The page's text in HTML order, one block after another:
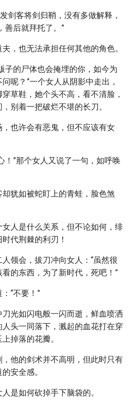
剑客将剑归鞘，没有多做解释，
善后就拜托了。”
，也无法承担任何其他的角色。
子的尸体也会掩埋的你，如今为
呢？”一个女人从阴影中走出，
草鞋，她个头不高，看不清脸，
别着一把破烂不堪的长刀。
也许会有恶鬼，但不应该有女
！”那个女人又说了一句，如呼唤
犹如被蛇盯上的青蛙，脸色煞
人是什么关系，但不论如何，绯
代荆棘的利刃！
领会，拔刀冲向女人：“虽然很
的东西，为了新时代，死吧！”
“不要！”
光如闪电般一闪而逝，鲜血喷洒
头一同落下，溅起的血花打在穿
掉落的花瓣。
他的剑术并不高明，但此时只有
安全感。
是如何砍掉手下脑袋的。